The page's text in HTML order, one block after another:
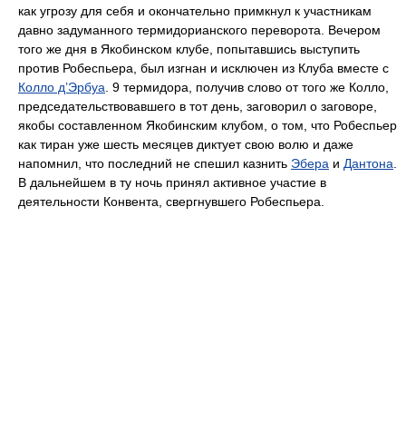
как угрозу для себя и окончательно примкнул к участникам
давно задуманного термидорианского переворота. Вечером
того же дня в Якобинском клубе, попытавшись выступить
против Робеспьера, был изгнан и исключен из Клуба вместе с
Колло д’Эрбуа . 9 термидора, получив слово от того же Колло,
председательствовавшего в тот день, заговорил о заговоре,
якобы составленном Якобинским клубом, о том, что Робеспьер
как тиран уже шесть месяцев диктует свою волю и даже
напомнил, что последний не спешил казнить Эбера и Дантона
В дальнейшем в ту ночь принял активное участие в
деятельности Конвента, свергнувшего Робеспьера.